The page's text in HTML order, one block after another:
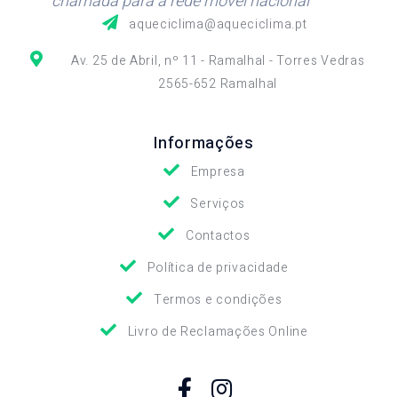
aqueciclima@aqueciclima.pt
Av. 25 de Abril, nº 11 - Ramalhal - Torres Vedras
2565-652 Ramalhal
Informações
Empresa
Serviços
Contactos
Política de privacidade
Termos e condições
Livro de Reclamações Online